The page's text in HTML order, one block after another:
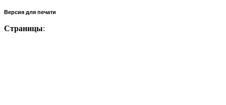
Версия для печати
Страницы: